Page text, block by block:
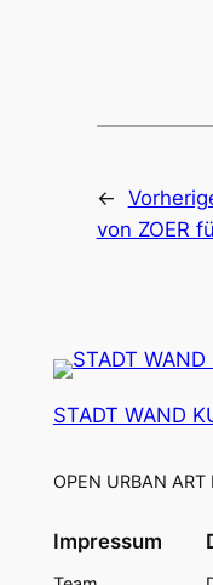
←
von ZOER
STADT WAND
OPEN URBAN
Impressum